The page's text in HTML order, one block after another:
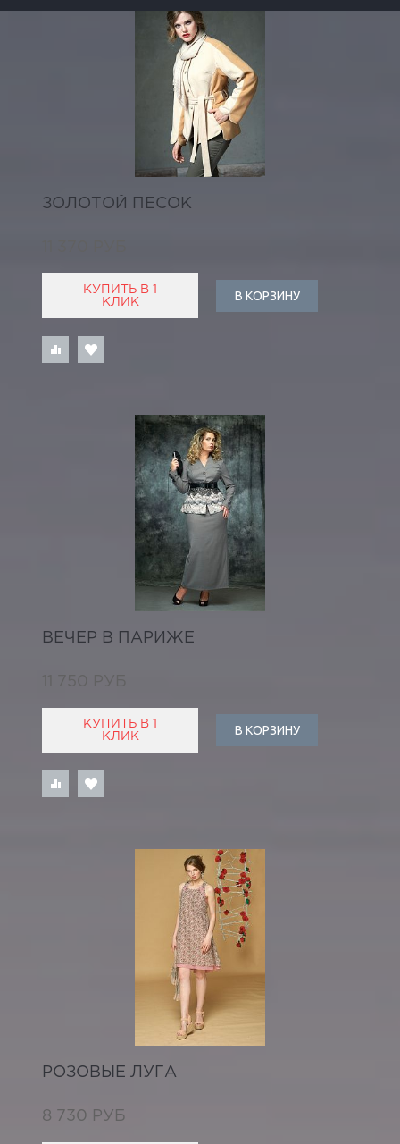
ЗОЛОТОЙ ПЕСОК
КУПИТЬ В 1
КЛИК
В КОРЗИНУ
ВЕЧЕР В ПАРИЖЕ
11 750 РУБ
КУПИТЬ В 1
КЛИК
В КОРЗИНУ
РОЗОВЫЕ ЛУГА
8 730 РУБ